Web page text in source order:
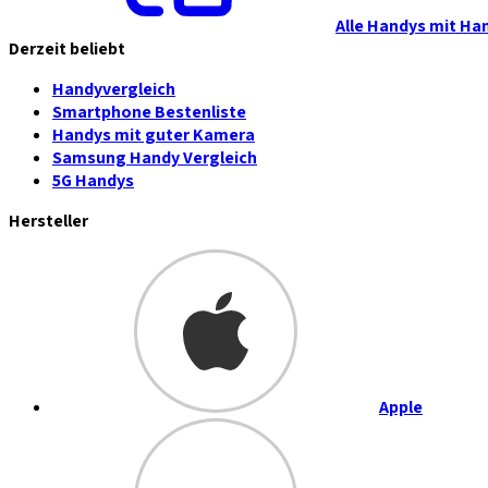
Alle Handys mit
Derzeit beliebt
Handyvergleich
Smartphone Bestenliste
Handys mit guter Kamera
Samsung Handy Vergleich
5G Handys
Hersteller
Apple